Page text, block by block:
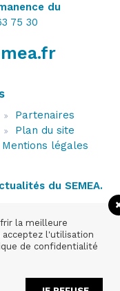
du
75 30
Partenaires
Plan du site
Mentions légales
du SEMEA.
la meilleure
acceptez l'utilisation
de confidentialité